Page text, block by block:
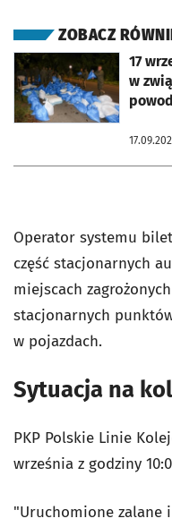
ZOBACZ
17
w
otworzy się w nowej karcie
Operator systemu
część stacjonarnych
miejscach
stacjonarnych
w pojazdach.
Sytuacja na
PKP Polskie Linie
września z godziny
"Uruchomione zalane